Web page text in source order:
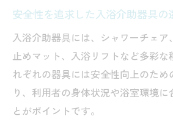
安全性を追求した入浴介助器具の
入浴介助器具には、シャワーチェア
止めマット、入浴リフトなど多彩な
れぞれの器具には安全性向上のた
り、利用者の身体状況や浴室環境に
とがポイントです。